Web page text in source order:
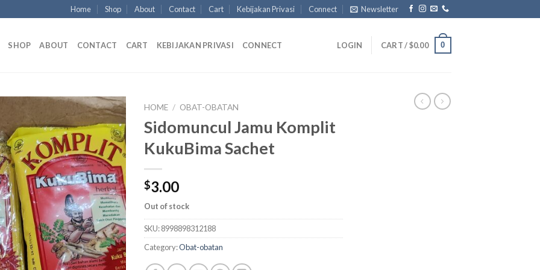
Home Shop About Contact Cart Kebijakan Privasi Connect Newsletter
SHOP ABOUT CONTACT CART KEBIJAKAN PRIVASI CONNECT LOGIN CART /$0.00 0
HOME / OBAT-OBATAN
Sidomuncul Jamu Komplit
KukuBima Sachet
$3.00
Out of stock
SKU:8998898312188
Category:Obat-obatan